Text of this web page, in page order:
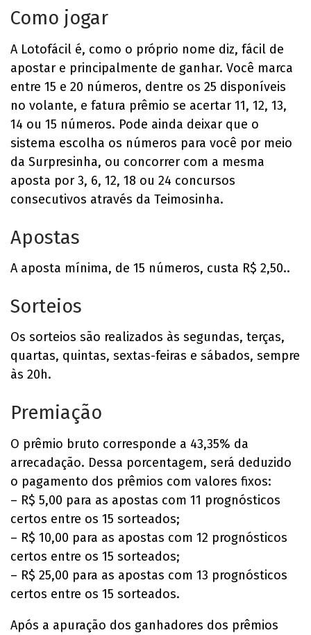
Como jogar
A Lotofácil é, como o próprio nome diz, fácil de
apostar e principalmente de ganhar. Você marca
entre 15 e 20 números, dentre os 25 disponíveis
no volante, e fatura prêmio se acertar 11, 12, 13,
14 ou 15 números. Pode ainda deixar que o
sistema escolha os números para você por meio
da Surpresinha, ou concorrer com a mesma
aposta por 3, 6, 12, 18 ou 24 concursos
consecutivos através da Teimosinha.
Apostas
A aposta mínima, de 15 números, custa R$ 2,50..
Sorteios
Os sorteios são realizados às segundas, terças,
quartas, quintas, sextas-feiras e sábados, sempre
às 20h.
Premiação
O prêmio bruto corresponde a 43,35% da
arrecadação. Dessa porcentagem, será deduzido
o pagamento dos prêmios com valores fixos:
– R$ 5,00 para as apostas com 11 prognósticos
certos entre os 15 sorteados;
– R$ 10,00 para as apostas com 12 prognósticos
certos entre os 15 sorteados;
– R$ 25,00 para as apostas com 13 prognósticos
certos entre os 15 sorteados.
Após a apuração dos ganhadores dos prêmios